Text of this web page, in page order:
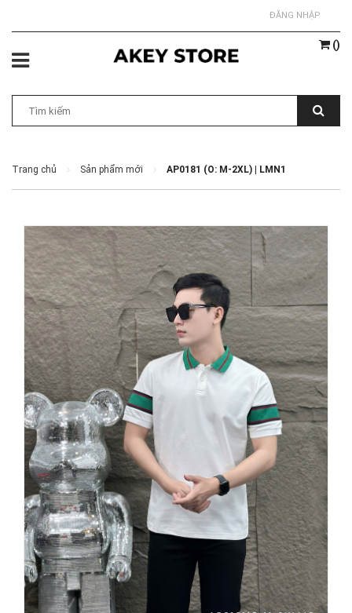
ĐĂNG NHẬP
()
Trang chủ Sản phẩm mới AP0181 (O: M-2XL) | LMN1